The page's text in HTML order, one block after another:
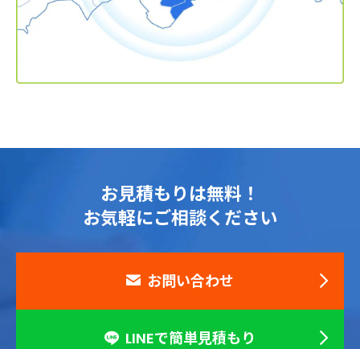
お見積もりは無料！
お気軽にご相談ください
お問い合わせ
LINEで簡単見積もり